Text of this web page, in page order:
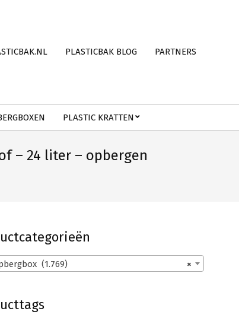
PLASTICBAK BLOG PARTNERS
PLASTIC KRATTEN
– 24 liter – opbergen
×
(1.769)